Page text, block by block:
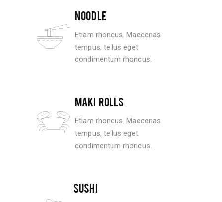
NOODLE
Etiam rhoncus. Maecenas
tempus, tellus eget
condimentum rhoncus.
MAKI ROLLS
Etiam rhoncus. Maecenas
tempus, tellus eget
condimentum rhoncus.
SUSHI